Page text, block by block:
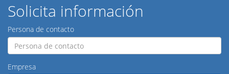
Solicita información
Persona de contacto
Empresa